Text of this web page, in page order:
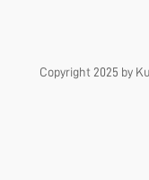
Copyright 2025 by